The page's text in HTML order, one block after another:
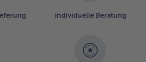
Individuelle Beratung